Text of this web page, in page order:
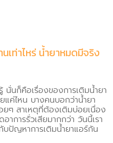
เท่าไหร่ น้ำยาหมดมีจริง
ก็คือเรื่องของการเติมน้ำยา
แค่ไหน บางคนบอกว่าน้ำยา
ๆ สาเหตุที่ต้องเติมบ่อยเนื่อง
าการรั่วเสียมากกว่า วันนี้เรา
บปัญหาการเติมน้ำยาแอร์กัน